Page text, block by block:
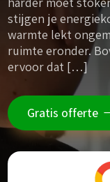
stijgen je
warmte lekt
ruimte eronder.
ervoor dat […]
Gratis offerte